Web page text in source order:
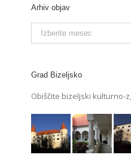
Arhiv objav
Arhiv
Grad Bizeljsko
Obiščite bizeljski kulturno-